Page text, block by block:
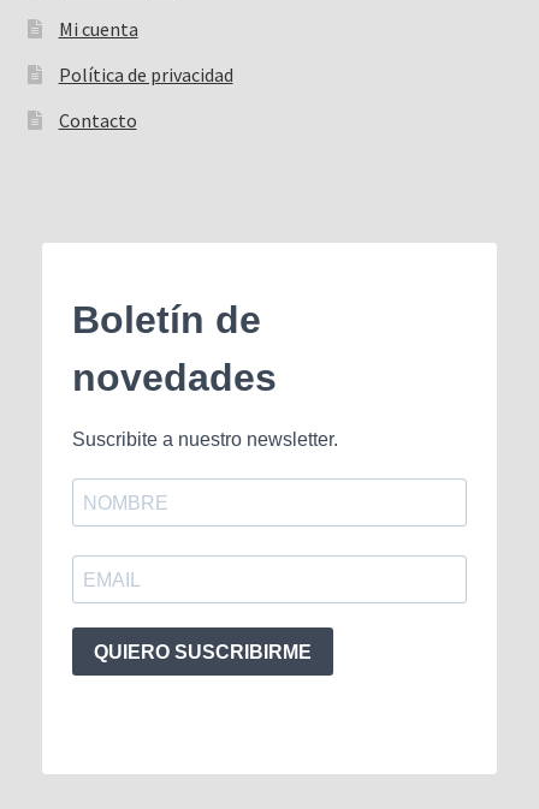
Mi cuenta
Política de privacidad
Contacto
Boletín de
novedades
Suscribite a nuestro newsletter.
QUIERO SUSCRIBIRME